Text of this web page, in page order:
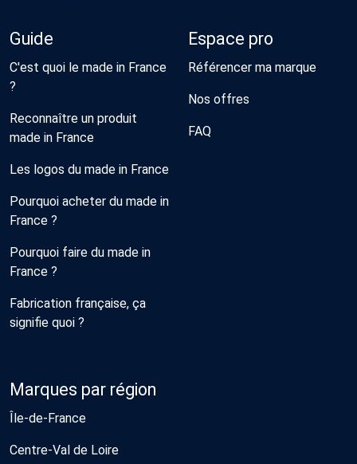
Guide
C'est quoi le made in France
?
Reconnaître un produit
made in France
Les logos du made in France
Pourquoi acheter du made in
France ?
Pourquoi faire du made in
France ?
Fabrication française, ça
signifie quoi ?
Espace pro
Référencer ma marque
Nos offres
FAQ
Marques par région
Île-de-France
Centre-Val de Loire